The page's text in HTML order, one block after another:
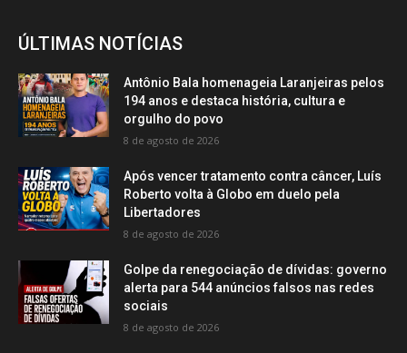
ÚLTIMAS NOTÍCIAS
Antônio Bala homenageia Laranjeiras pelos
194 anos e destaca história, cultura e
orgulho do povo
8 de agosto de 2026
Após vencer tratamento contra câncer, Luís
Roberto volta à Globo em duelo pela
Libertadores
8 de agosto de 2026
Golpe da renegociação de dívidas: governo
alerta para 544 anúncios falsos nas redes
sociais
8 de agosto de 2026